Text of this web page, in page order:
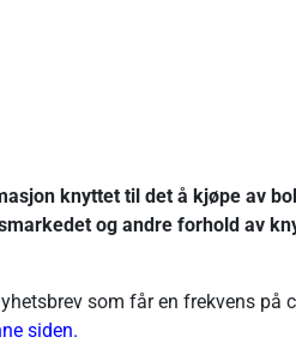
knyttet til det å kjøpe av
og andre forhold av
som får en frekvens på
siden.